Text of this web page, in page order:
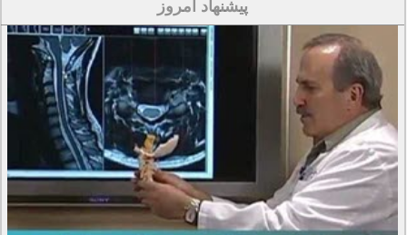
پیشنهاد امروز